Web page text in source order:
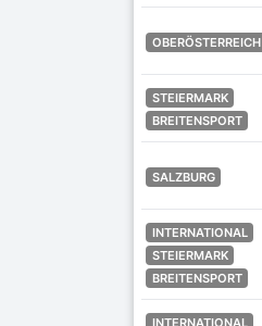
OBERÖSTERREICH
STEIERMARK
BREITENSPORT
SALZBURG
INTERNATIONAL
STEIERMARK
BREITENSPORT
INTERNATIONAL